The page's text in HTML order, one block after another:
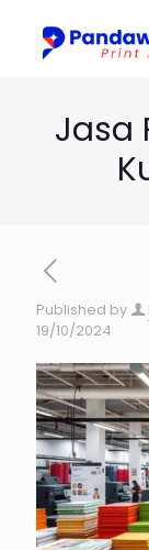
Jasa
Published by
19/10/2024